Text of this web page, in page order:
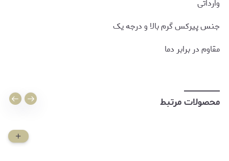
وارداتی
جنس پیرکس گرم بالا و درجه یک
مقاوم در برابر دما
محصولات مرتبط